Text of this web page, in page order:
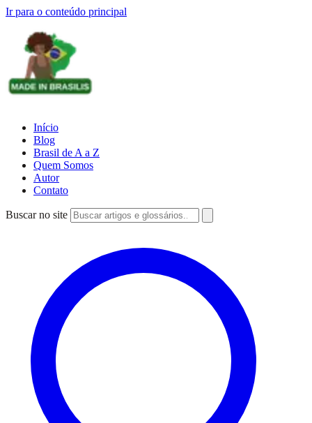
Ir para o conteúdo principal
Início
Blog
Brasil de A a Z
Quem Somos
Autor
Contato
Buscar no site